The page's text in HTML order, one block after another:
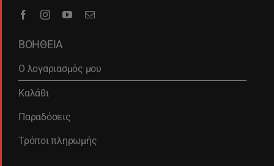
ΒΟΗΘΕΙΑ
Ο λογαριασμός μου
Καλάθι
Παραδόσεις
Τρόποι πληρωμής